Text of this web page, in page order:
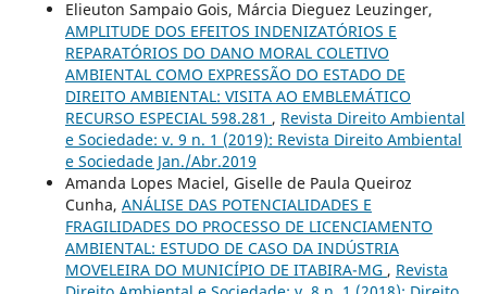
Elieuton Sampaio Gois, Márcia Dieguez Leuzinger,
AMPLITUDE DOS EFEITOS INDENIZATÓRIOS E
REPARATÓRIOS DO DANO MORAL COLETIVO
AMBIENTAL COMO EXPRESSÃO DO ESTADO DE
DIREITO AMBIENTAL: VISITA AO EMBLEMÁTICO
RECURSO ESPECIAL 598.281 , Revista Direito Ambiental
e Sociedade: v. 9 n. 1 (2019): Revista Direito Ambiental
e Sociedade Jan./Abr.2019
Amanda Lopes Maciel, Giselle de Paula Queiroz
Cunha, ANÁLISE DAS POTENCIALIDADES E
FRAGILIDADES DO PROCESSO DE LICENCIAMENTO
AMBIENTAL: ESTUDO DE CASO DA INDÚSTRIA
MOVELEIRA DO MUNICÍPIO DE ITABIRA-MG , Revista